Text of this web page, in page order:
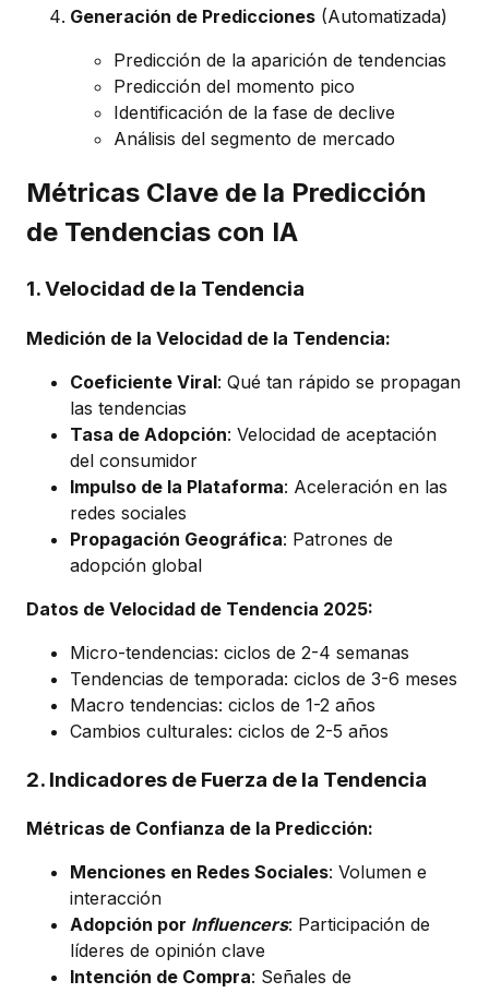
Generación de Predicciones (Automatizada)
Predicción de la aparición de tendencias
Predicción del momento pico
Identificación de la fase de declive
Análisis del segmento de mercado
Métricas Clave de la Predicción
de Tendencias con IA
1. Velocidad de la Tendencia
Medición de la Velocidad de la Tendencia:
Coeficiente Viral: Qué tan rápido se propagan
las tendencias
Tasa de Adopción: Velocidad de aceptación
del consumidor
Impulso de la Plataforma: Aceleración en las
redes sociales
Propagación Geográfica: Patrones de
adopción global
Datos de Velocidad de Tendencia 2025:
Micro-tendencias: ciclos de 2-4 semanas
Tendencias de temporada: ciclos de 3-6 meses
Macro tendencias: ciclos de 1-2 años
Cambios culturales: ciclos de 2-5 años
2. Indicadores de Fuerza de la Tendencia
Métricas de Confianza de la Predicción:
Menciones en Redes Sociales: Volumen e
interacción
Adopción por Influencers: Participación de
líderes de opinión clave
Intención de Compra: Señales de